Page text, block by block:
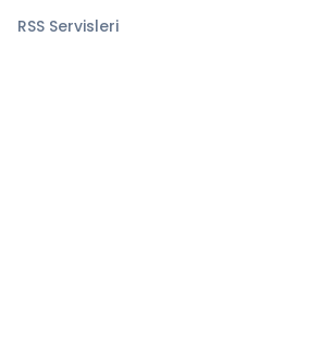
RSS Servisleri